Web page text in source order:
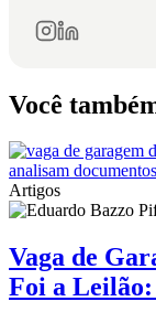
Você
Artigos
Vaga de
Foi a Leilão: